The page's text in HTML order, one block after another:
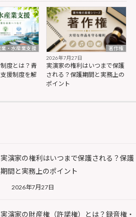
業・水産業支援
度とは？青
援制度を解
著作権
2026年7月27日
実演家の権利はいつまで保護
される？保護期間と実務上の
ポイント
実演家の権利はいつまで保護される？保護
期間と実務上のポイント
2026年7月27日
実演家の財産権（許諾権）とは？録音権・